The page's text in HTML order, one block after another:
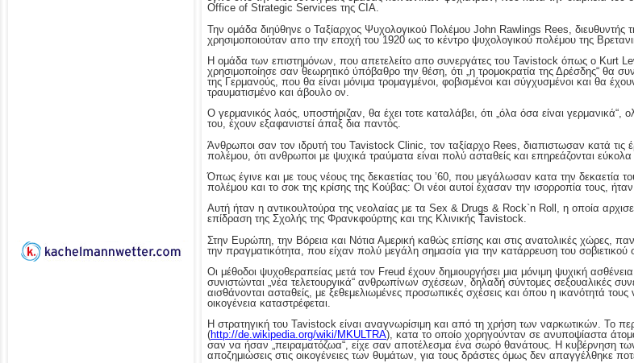
Office of Strategic Services της CIA.
Την ομάδα διηύθηνε ο Ταξίαρχος Ψυχολογικού Πολέμου John Rawlings Rees, διευθυντής
χρησιμοποιούταν απο την εποχή του 1920 ως το κέντρο ψυχολογικού πολέμου της
Η ομάδα των επιστημόνων, που απετελείτο απο συνεργάτες του Tavistock όπως ο Kurt
χρησιμοποίησε σαν θεωρητικό ύπόβαθρο την θέση, ότι „η τρομοκρατία της Δρέσδης“ θα
της Γερμανούς, που θα είναι μόνιμα τρομαγμένοι, φοβισμένοι και σύγχυσμένοι και θα
τραυματισμένο και άβουλο ον.
Ο γερμανικός λαός, υποστήριζαν, θα έχει τοτε καταλάβει, ότι „όλα όσα είναι γερμανικά“,
του, έχουν εξαφανιστεί άπαξ δια παντός.
Άνθρωποι σαν τον ιδρυτή του Tavistock Clinic, τον ταξίαρχο Rees, διαπιστωσαν κατά τις
πολέμου, ότι ανθρωποι με ψυχικά τραύματα είναι πολύ ασταθείς και επηρεάζονται
Όπως έγινε και με τους νέους της δεκαετίας του ’60, που μεγάλωσαν κατα την δεκαετία
πολέμου και το σοκ της κρίσης της Κούβας: Οι νέοι αυτοί έχασαν την ισορροπία τους,
Αυτή ήταν η αντικουλτούρα της νεολαίας με τα Sex & Drugs & Rock`n Roll, η οποία
επίδραση της Σχολής της Φρανκφούρτης και της Κλινικής Tavistock.
Στην Ευρώπη, την Βόρεια και Νότια Αμερική καθώς επίσης και στις ανατολικές χώρες,
την πραγματικότητα, που είχαν πολύ μεγάλη σημασία για την κατάρρευση του
Οι μέθοδοι ψυχοθεραπείας μετά τον Freud έχουν δημιουργήσει μια μόνιμη ψυχική
συνιστώνται „νέα τελετουργικά“ ανθρωπίνων σχέσεων, δηλαδή σύντομες σεξουαλικές
αισθάνονται ασταθείς, με ξεθεμελιωμένες προσωπικές σχέσεις και όπου η ικανότητά
οικογένεια καταστρέφεται.
Η στρατηγική του Tavistock είναι αναγνωρίσιμη και από τη χρήση των ναρκωτικών. Το
(http://de.wikipedia.org/wiki/MKULTRA), κατα το οποίο χορηγούνταν σε ανυποψίαστα
σαν να ήσαν „πειραματόζωα“, είχε σαν αποτέλεσμα ένα σωρό θανάτους. Η κυβέρνηση
αποζημιώσεις στις οικογένειες των θυμάτων, για τους δράστες όμως δεν απαγγέλθηκε